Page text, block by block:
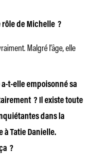
rôle de Michelle ?
Malgré l’âge, elle
t-elle empoisonné sa
? Il existe toute
dans la
Tatie Danielle.
?